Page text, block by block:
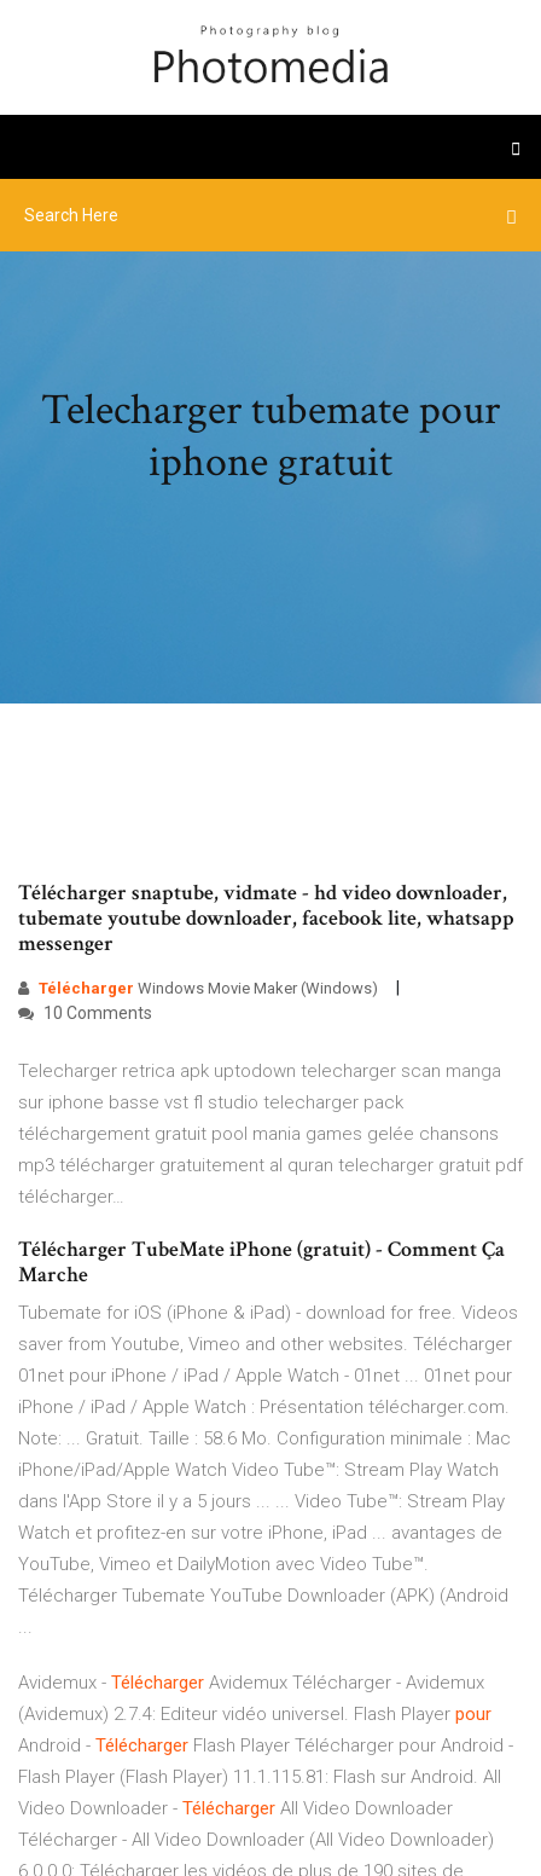
Telecharger tubemate pour
iphone gratuit
Télécharger snaptube, vidmate - hd video downloader,
tubemate youtube downloader, facebook lite, whatsapp
messenger
Télécharger Windows Movie Maker (Windows)
10 Comments
Telecharger retrica apk uptodown telecharger scan manga
sur iphone basse vst fl studio telecharger pack
téléchargement gratuit pool mania games gelée chansons
mp3 télécharger gratuitement al quran telecharger gratuit pdf
télécharger…
Télécharger TubeMate iPhone (gratuit) - Comment Ça
Marche
Tubemate for iOS (iPhone & iPad) - download for free. Videos
saver from Youtube, Vimeo and other websites. Télécharger
01net pour iPhone / iPad / Apple Watch - 01net ... 01net pour
iPhone / iPad / Apple Watch : Présentation télécharger.com.
Note: ... Gratuit. Taille : 58.6 Mo. Configuration minimale : Mac
iPhone/iPad/Apple Watch Video Tube™: Stream Play Watch
dans l'App Store il y a 5 jours ... ... Video Tube™: Stream Play
Watch et profitez-en sur votre iPhone, iPad ... avantages de
YouTube, Vimeo et DailyMotion avec Video Tube™.
Télécharger Tubemate YouTube Downloader (APK) (Android
...
Avidemux - Télécharger Avidemux Télécharger - Avidemux
(Avidemux) 2.7.4: Editeur vidéo universel. Flash Player pour
Android - Télécharger Flash Player Télécharger pour Android -
Flash Player (Flash Player) 11.1.115.81: Flash sur Android. All
Video Downloader - Télécharger All Video Downloader
Télécharger - All Video Downloader (All Video Downloader)